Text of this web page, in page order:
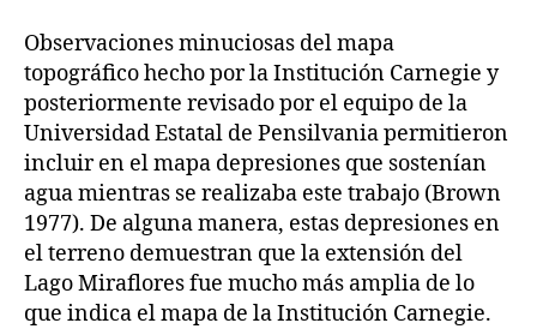
Observaciones minuciosas del mapa
topográfico hecho por la Institución Carnegie y
posteriormente revisado por el equipo de la
Universidad Estatal de Pensilvania permitieron
incluir en el mapa depresiones que sostenían
agua mientras se realizaba este trabajo (Brown
1977). De alguna manera, estas depresiones en
el terreno demuestran que la extensión del
Lago Miraflores fue mucho más amplia de lo
que indica el mapa de la Institución Carnegie.